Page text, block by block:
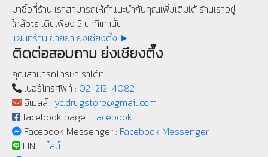
มาซื้อที่ร้าน เราสามารถให้คำแนะนำกับคุณเพิ่มเติมได้ ร้านเราอยู่
ใกล้bts เดินเพียง 5 นาทีเท่านั้น
แผนที่ร้าน ขายยา ย่งเชียงตึ๊ง ►
ติดต่อสอบถาม ย่งเชียงตึ๊ง
คุณสามารถโทรหาเราได้ที่
เบอร์โทรศัพท์ : 02-212-4082
อีเมลล์ : yc.drugstore@gmail.com
facebook page : Facebook
Facebook Messenger : Facebook Messenger
LINE :ไลน์